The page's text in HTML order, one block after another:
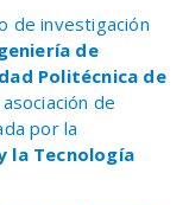
de investigación
de
Politécnica de
de
por la
la Tecnología